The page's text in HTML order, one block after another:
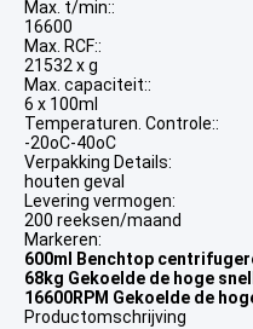
Max. t/min::
16600
Max. RCF::
21532 x g
Max. capaciteit::
6 x 100ml
Temperaturen. Controle::
-20oC-40oC
Verpakking Details:
houten geval
Levering vermogen:
200 reeksen/maand
Markeren:
600ml Benchtop
68kg Gekoelde de hoge
16600RPM Gekoelde de
Productomschrijving